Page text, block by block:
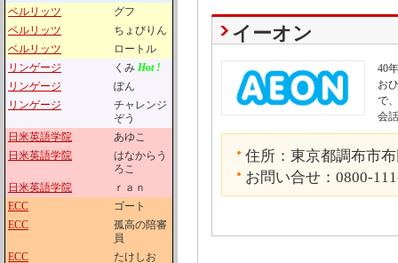
ベルリッツ
グフ
ベルリッツ
ちょびりん
ベルリッツ
ロートル
リンゲージ
くみ Hot !
リンゲージ
ぽん
リンゲージ
チャレンジ
ぞう
日米英語学院
あゆこ
日米英語学院
はなからう
ろこ
日米英語学院
ｒａｎ
ECC
ゴート
ECC
孤高の陪審
員
ECC
たけしお
イーオン
40
お
で
会
住所：東京都調布市
お問い合せ：0800-